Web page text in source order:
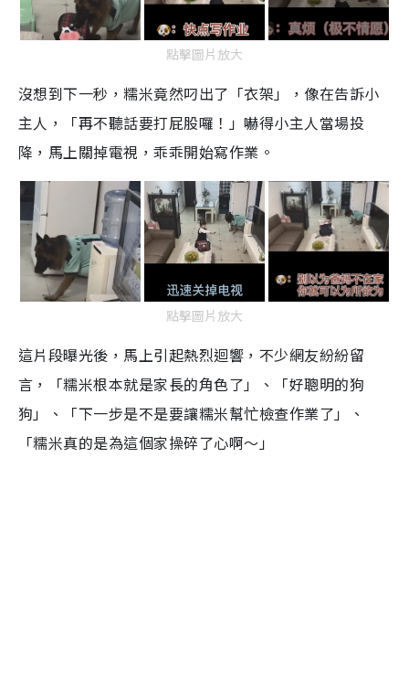
點擊圖片放大
沒想到下一秒，糯米竟然叼出了「衣架」，像在告訴小
主人，「再不聽話要打屁股囉！」嚇得小主人當場投
降，馬上關掉電視，乖乖開始寫作業。
點擊圖片放大
這片段曝光後，馬上引起熱烈迴響，不少網友紛紛留
言，「糯米根本就是家長的角色了」、「好聰明的狗
狗」、「下一步是不是要讓糯米幫忙檢查作業了」、
「糯米真的是為這個家操碎了心啊～」